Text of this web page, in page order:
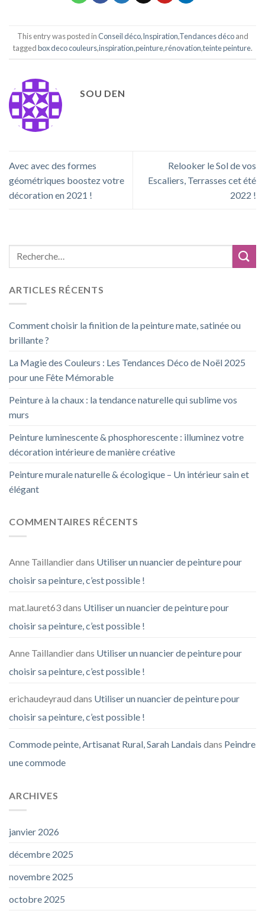
This entry was posted inConseil déco,Inspiration,Tendances décoand
taggedbox deco couleurs,inspiration,peinture,rénovation,teinte peinture.
SOU DEN
Avec avec des formes
géométriques boostez votre
décoration en 2021 !
Relooker le Sol de vos
Escaliers, Terrasses cet été
2022 !
ARTICLES RÉCENTS
Comment choisir la finition de la peinture mate, satinée ou
brillante ?
La Magie des Couleurs : Les Tendances Déco de Noël 2025
pour une Fête Mémorable
Peinture à la chaux : la tendance naturelle qui sublime vos
murs
Peinture luminescente & phosphorescente : illuminez votre
décoration intérieure de manière créative
Peinture murale naturelle & écologique – Un intérieur sain et
élégant
COMMENTAIRES RÉCENTS
Anne Taillandierdans Utiliser un nuancier de peinture pour
choisir sa peinture, c’est possible !
mat.lauret63dans Utiliser un nuancier de peinture pour
choisir sa peinture, c’est possible !
Anne Taillandierdans Utiliser un nuancier de peinture pour
choisir sa peinture, c’est possible !
erichaudeyraud dans Utiliser un nuancier de peinture pour
choisir sa peinture, c’est possible !
Commode peinte, Artisanat Rural, Sarah Landais dans Peindre
une commode
ARCHIVES
janvier 2026
décembre 2025
novembre 2025
octobre 2025